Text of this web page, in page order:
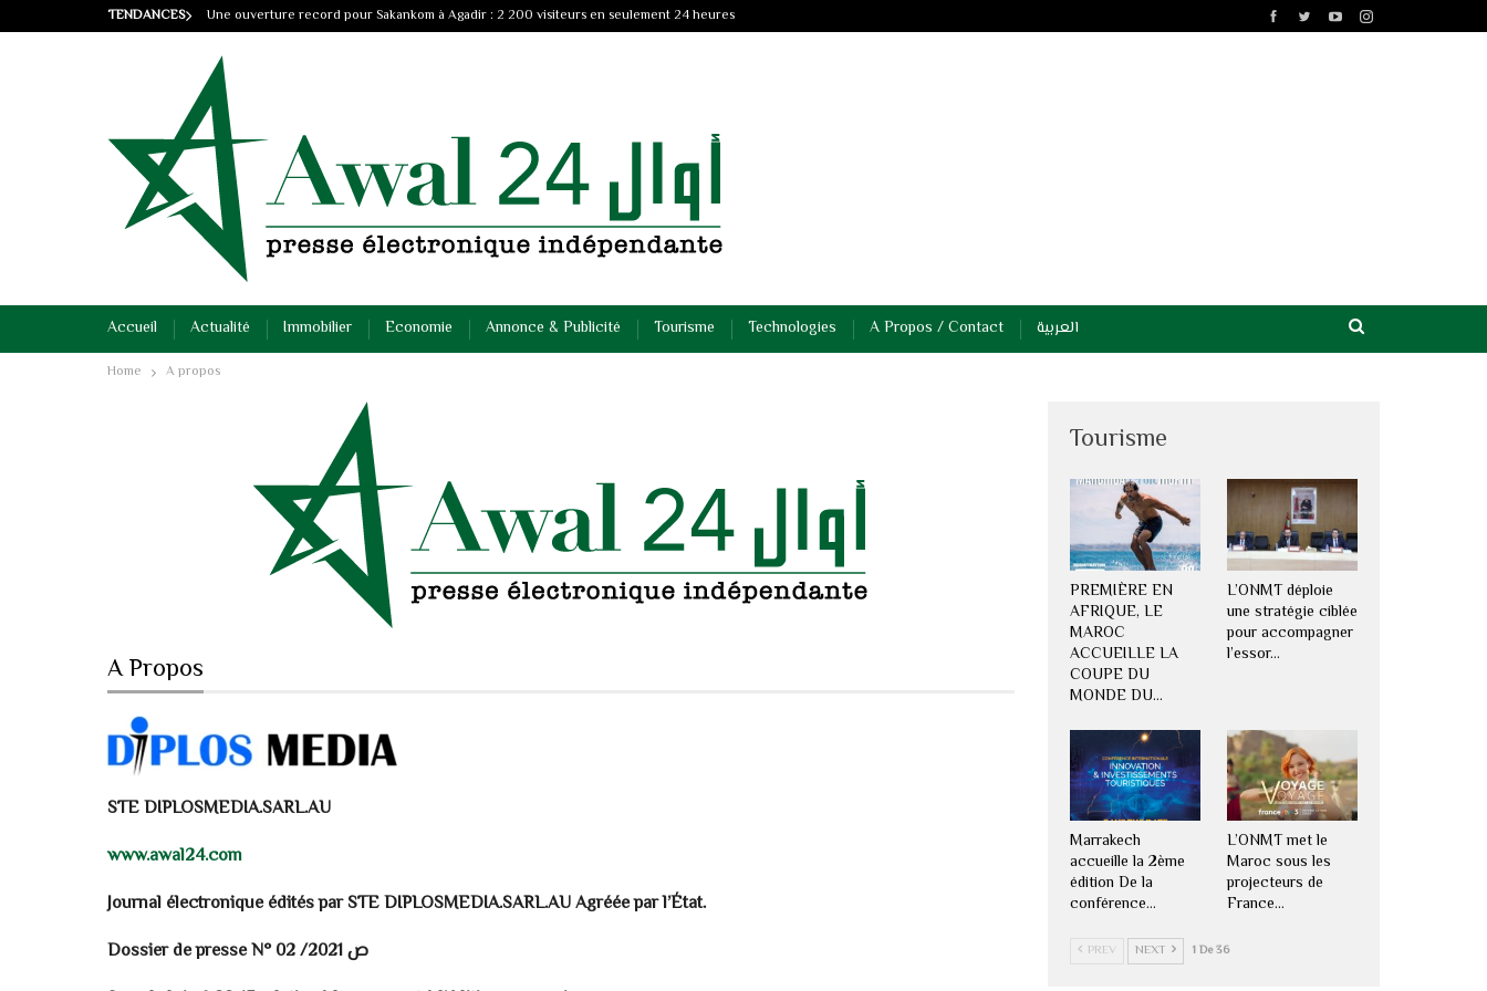
TENDANCES Une ouverture record pour Sakankom à Agadir : 2 200 visiteurs en seulement 24 heures
Accueil Actualité Immobilier Economie Annonce & Publicité Tourisme Technologies A Propos / Contact العربية
Home A propos
A Propos
STE DIPLOSMEDIA.SARL.AU
www.awal24.com
Journal électronique édités par STE DIPLOSMEDIA.SARL.AUAgréée par l’État.
Dossier de presse N° ص 2021/ 02
Tourisme
PREMIÈRE EN
AFRIQUE, LE
MAROC
ACCUEILLE LA
COUPE DU
MONDE DU…
L’ONMT déploie
une stratégie ciblée
pour accompagner
l’essor…
Marrakech
accueille la 2ème
édition De la
conférence…
L’ONMT met le
Maroc sous les
projecteurs de
France…
PREV NEXT 1 De 36